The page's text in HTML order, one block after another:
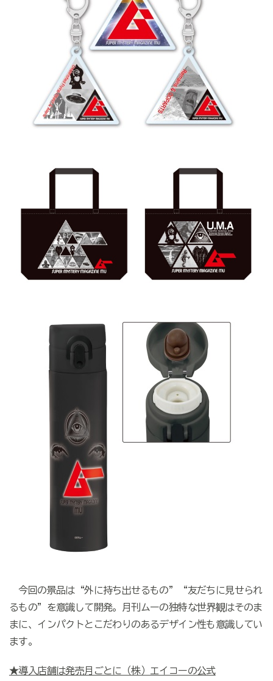
今回の景品は“外に持ち出せるもの”“友だちに見せられ
るもの”を意識して開発。月刊ムーの独特な世界観はそのま
まに、インパクトとこだわりのあるデザイン性も意識してい
ます。
★導入店舗は発売月ごとに（株）エイコーの公式